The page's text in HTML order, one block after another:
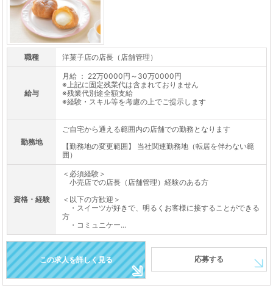
職種 洋菓子店の店長（店舗管理）
給与
月給 ： 22万0000円～30万0000円
※上記に固定残業代は含まれておりません
※残業代別途全額支給
※経験・スキル等を考慮の上でご提示します
勤務地
ご自宅から通える範囲内の店舗での勤務となります
【勤務地の変更範囲】 当社関連勤務地（転居を伴わない範
囲）
資格・経験
＜必須経験＞
小売店での店長（店舗管理）経験のある方
＜以下の方歓迎＞
・スイーツが好きで、明るくお客様に接することができる
方
・コミュニケー...
この求人を詳しく見る 応募する